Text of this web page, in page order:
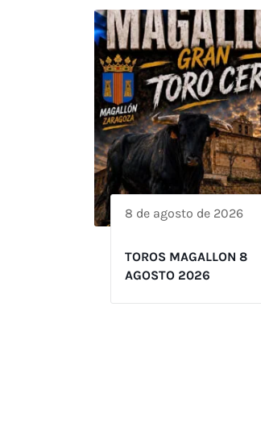
8 de agosto de 2026
TOROS MAGALLON 8
AGOSTO 2026